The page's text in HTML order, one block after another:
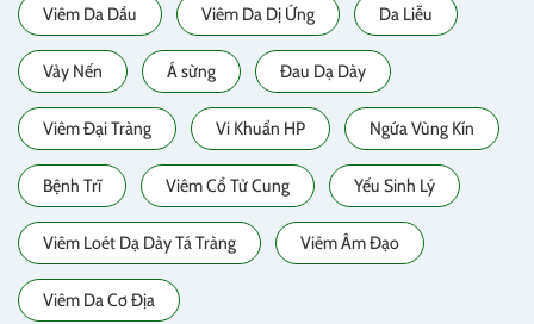
Viêm Da Dầu Viêm Da Dị Ứng Da Liễu
Vảy Nến Á sừng Đau Dạ Dày
Viêm Đại Tràng Vi Khuẩn HP Ngứa Vùng Kín
Bệnh Trĩ Viêm Cổ Tử Cung Yếu Sinh Lý
Viêm Loét Dạ Dày Tá Tràng Viêm Âm Đạo
Viêm Da Cơ Địa